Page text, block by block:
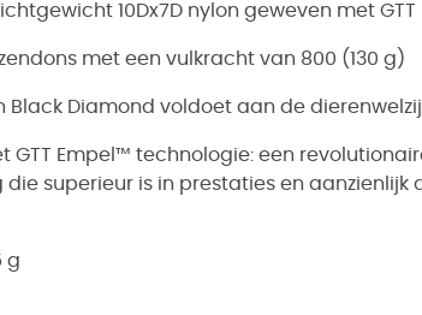
10Dx7D nylon geweven met GTT
met een vulkracht van 800 (130 g)
Black Diamond voldoet aan de
GTT Empel™ technologie: een
die superieur is in prestaties en aanzienlijk
g